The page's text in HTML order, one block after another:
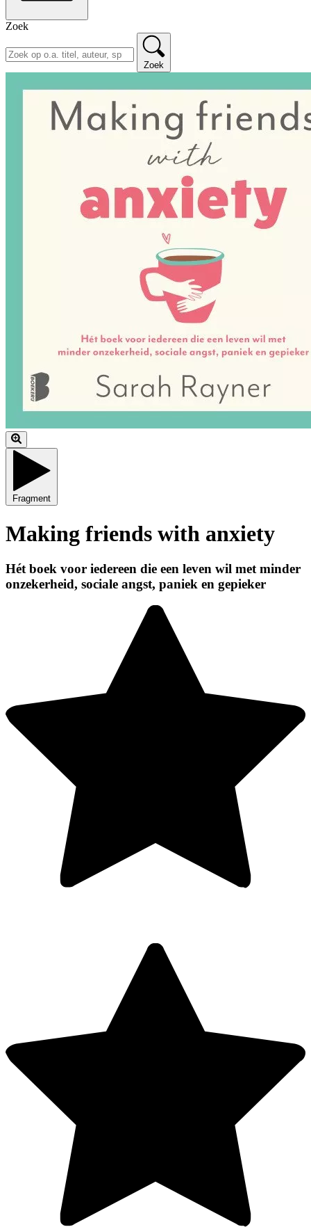
Zoek
Zoek
Fragment
Making friends with anxiety
Hét boek voor iedereen die een leven wil met minder
onzekerheid, sociale angst, paniek en gepieker